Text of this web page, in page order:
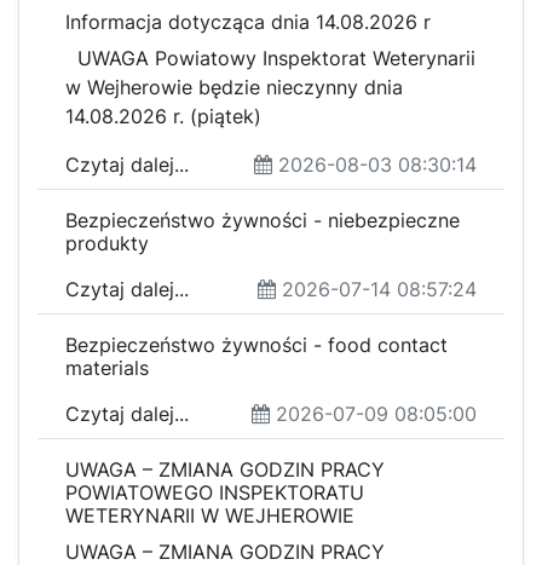
Informacja dotycząca dnia 14.08.2026 r
UWAGA Powiatowy Inspektorat Weterynarii
w Wejherowie będzie nieczynny dnia
14.08.2026 r. (piątek)
Czytaj dalej...
2026-08-03 08:30:14
Bezpieczeństwo żywności - niebezpieczne
produkty
Czytaj dalej...
2026-07-14 08:57:24
Bezpieczeństwo żywności - food contact
materials
Czytaj dalej...
2026-07-09 08:05:00
UWAGA – ZMIANA GODZIN PRACY
POWIATOWEGO INSPEKTORATU
WETERYNARII W WEJHEROWIE
UWAGA – ZMIANA GODZIN PRACY